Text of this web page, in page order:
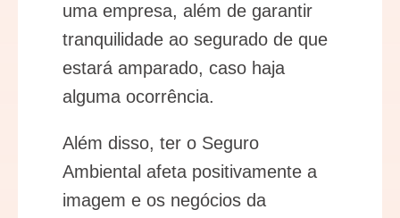
uma empresa, além de garantir
tranquilidade ao segurado de que
estará amparado, caso haja
alguma ocorrência.
Além disso, ter o Seguro
Ambiental afeta positivamente a
imagem e os negócios da